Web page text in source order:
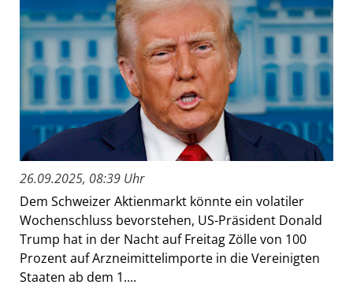
26.09.2025, 08:39 Uhr
Dem Schweizer Aktienmarkt könnte ein volatiler
Wochenschluss bevorstehen, US-Präsident Donald
Trump hat in der Nacht auf Freitag Zölle von 100
Prozent auf Arzneimittelimporte in die Vereinigten
Staaten ab dem 1....